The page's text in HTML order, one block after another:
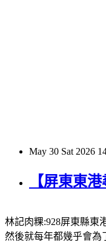
May 30 Sat 2026
【屏東東
林記肉粿:928屏東縣東
然後就每年都幾乎會為